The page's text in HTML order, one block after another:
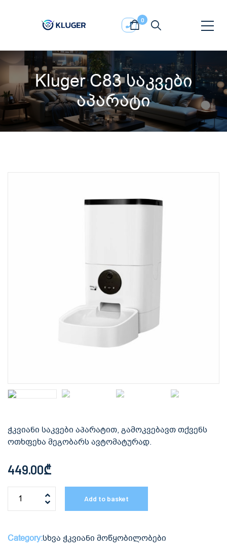
0
Kluger C83 საკვები
აპარატი
ჭკვიანი საკვები აპარატით, გამოკვებავთ თქვენს
ოთხფეხა მეგობარს ავტომატურად.
449.00₾
Add to basket
Category:სხვა ჭკვიანი მოწყობილობები